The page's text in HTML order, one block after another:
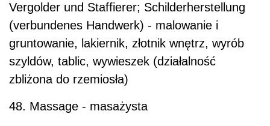
Vergolder und Staffierer; Schilderherstellung
(verbundenes Handwerk) - malowanie i
gruntowanie, lakiernik, złotnik wnętrz, wyrób
szyldów, tablic, wywieszek (działalność
zbliżona do rzemiosła)
48. Massage - masażysta